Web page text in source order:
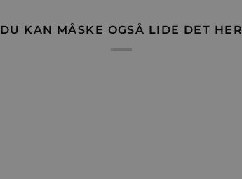
DU KAN MÅSKE OGSÅ LIDE DET HER